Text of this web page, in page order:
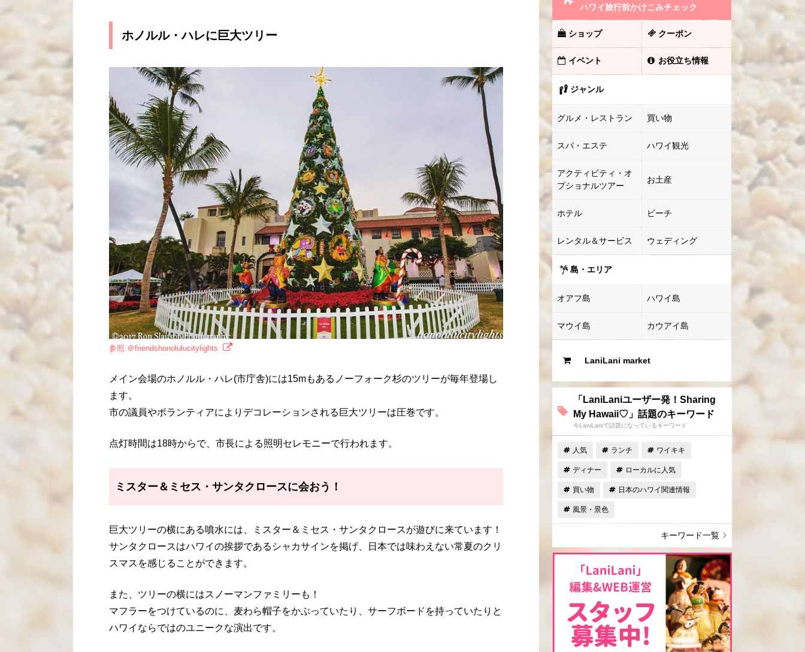
ホノルル・ハレに巨大ツリー
参照:＠friendshonolulucitylights
メイン会場のホノルル・ハレ(市庁舎)には15mもあるノーフォーク杉のツリーが毎年登場し
ます。
市の議員やボランティアによりデコレーションされる巨大ツリーは圧巻です。
点灯時間は18時からで、市長による照明セレモニーで行われます。
ミスター＆ミセス・サンタクロースに会おう！
巨大ツリーの横にある噴水には、ミスター＆ミセス・サンタクロースが遊びに来ています！
サンタクロースはハワイの挨拶であるシャカサインを掲げ、日本では味わえない常夏のクリ
スマスを感じることができます。
また、ツリーの横にはスノーマンファミリーも！
マフラーをつけているのに、麦わら帽子をかぶっていたり、サーフボードを持っていたりと
ハワイならではのユニークな演出です。
ハワイ旅行前かけこみチェック
ショップ クーポン
イベント お役立ち情報
ジャンル
グルメ・レストラン 買い物
スパ・エステ ハワイ観光
アクティビティ・オ
プショナルツアー
お土産
ホテル ビーチ
レンタル＆サービス ウェディング
島・エリア
オアフ島 ハワイ島
マウイ島 カウアイ島
LaniLani market
「LaniLaniユーザー発！Sharing
My Hawaii♡」話題のキーワード
今LaniLaniで話題になっているキーワード
人気 ランチ ワイキキ
ディナー ローカルに人気
買い物 日本のハワイ関連情報
風景・景色
キーワード一覧